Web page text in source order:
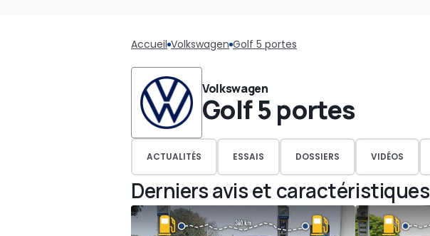
Accueil Volkswagen Golf 5 portes
Volkswagen
Golf 5 portes
ACTUALITÉS ESSAIS DOSSIERS VIDÉOS
Derniers avis et caractéristiques